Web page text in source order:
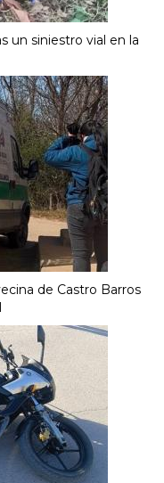
un siniestro vial en la
de Castro Barros